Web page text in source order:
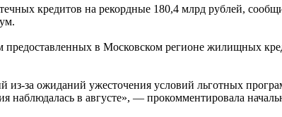
кредитов на рекордные 180,4 млрд рублей,
в Московском регионе жилищных
из-за ожиданий ужесточения условий льготных
наблюдалась в августе», — прокомментировала